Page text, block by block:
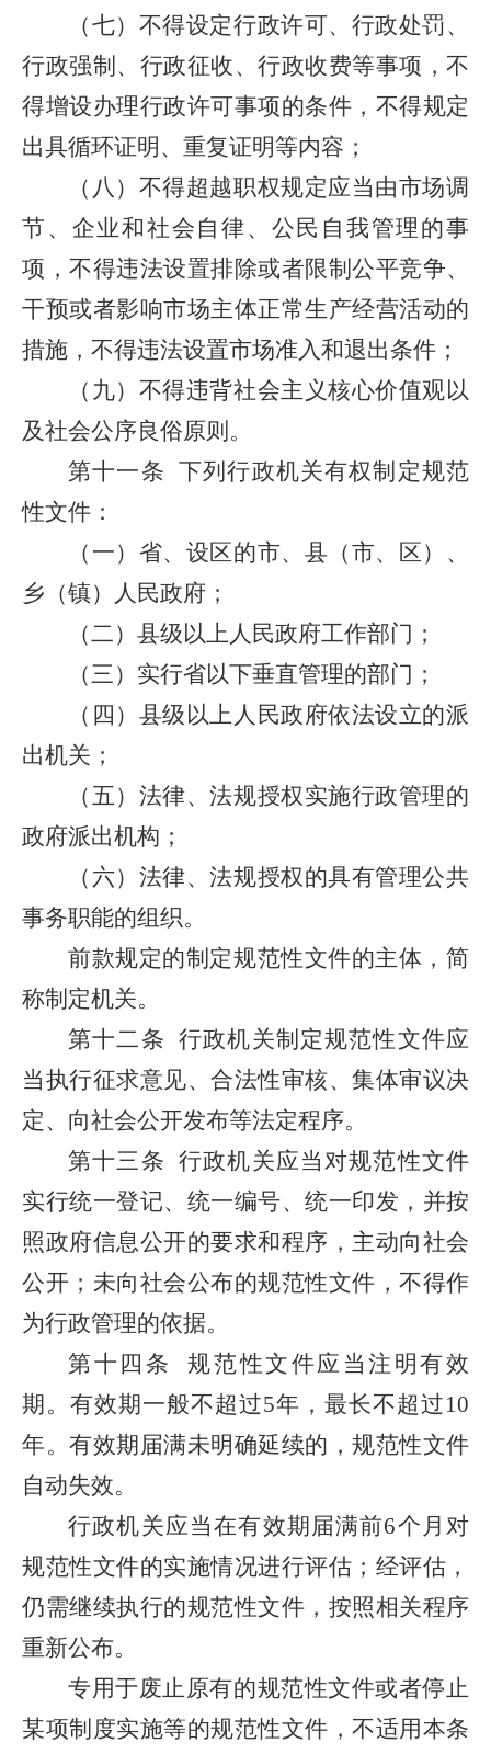
（七）不得设定行政许可、行政处罚、
行政强制、行政征收、行政收费等事项，不
得增设办理行政许可事项的条件，不得规定
出具循环证明、重复证明等内容；
（八）不得超越职权规定应当由市场调
节、企业和社会自律、公民自我管理的事
项，不得违法设置排除或者限制公平竞争、
干预或者影响市场主体正常生产经营活动的
措施，不得违法设置市场准入和退出条件；
（九）不得违背社会主义核心价值观以
及社会公序良俗原则。
第十一条 下列行政机关有权制定规范
性文件：
（一）省、设区的市、县（市、区）、
乡（镇）人民政府；
（二）县级以上人民政府工作部门；
（三）实行省以下垂直管理的部门；
（四）县级以上人民政府依法设立的派
出机关；
（五）法律、法规授权实施行政管理的
政府派出机构；
（六）法律、法规授权的具有管理公共
事务职能的组织。
前款规定的制定规范性文件的主体，简
称制定机关。
第十二条 行政机关制定规范性文件应
当执行征求意见、合法性审核、集体审议决
定、向社会公开发布等法定程序。
第十三条 行政机关应当对规范性文件
实行统一登记、统一编号、统一印发，并按
照政府信息公开的要求和程序，主动向社会
公开；未向社会公布的规范性文件，不得作
为行政管理的依据。
第十四条
规范性文件应当注明有效
期。有效期一般不超过5年，最长不超过10
年。有效期届满未明确延续的，规范性文件
自动失效。
行政机关应当在有效期届满前6个月对
规范性文件的实施情况进行评估；经评估，
仍需继续执行的规范性文件，按照相关程序
重新公布。
专用于废止原有的规范性文件或者停止
某项制度实施等的规范性文件，不适用本条